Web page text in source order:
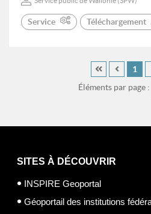
Service Téléchargement
Éléments par page :
1
SITES À DÉCOUVRIR
INSPIRE Geoportal
Géoportail des institutions